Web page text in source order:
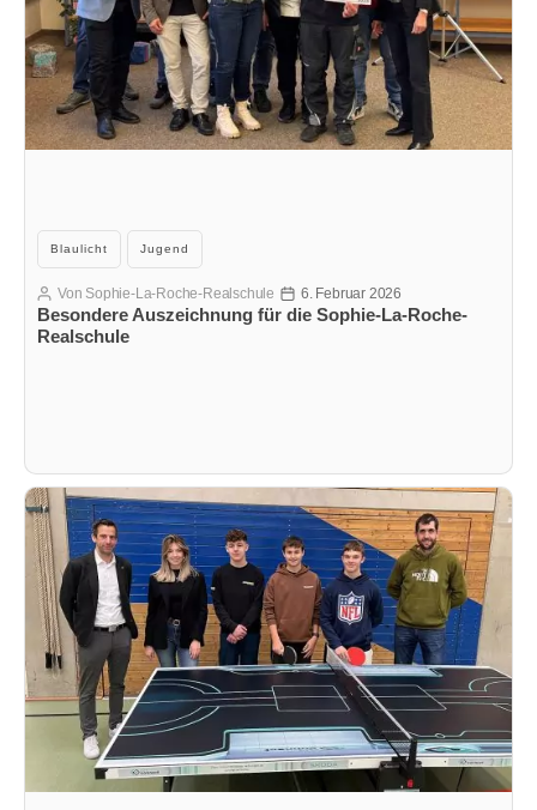
Kategorien
Blaulicht Jugend
Besondere Auszeichnung für die Sophie-La-Roche-
Realschule
Beitragsautor
Von Sophie-La-Roche-Realschule Veröffentlichungsdatum
6. Februar 2026